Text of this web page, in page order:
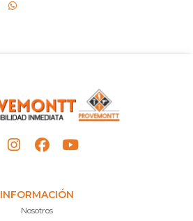
INFORMACIÓN
Nosotros